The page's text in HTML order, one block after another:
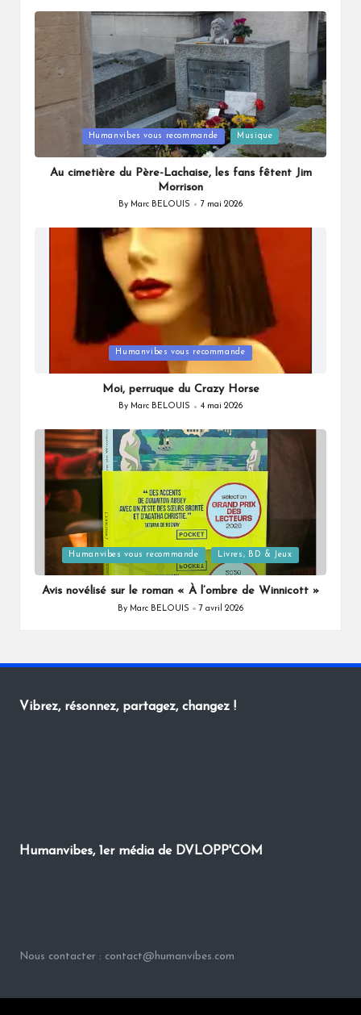
Humanvibes vous recommande Musique
Au cimetière du Père-Lachaise, les fans fêtent Jim
Morrison
Posted
By Marc BELOUIS 7 mai 2026
Humanvibes vous recommande
Moi, perruque du Crazy Horse
Posted
By Marc BELOUIS 4 mai 2026
Posted
in
Humanvibes vous recommande Livres, BD & Jeux
Avis novélisé sur le roman « À l’ombre de Winnicott »
Posted
By Marc BELOUIS 7 avril 2026
Vibrez, résonnez, partagez, changez !
Humanvibes, 1er média de DVLOPP'COM
Nous contacter : contact@humanvibes.com